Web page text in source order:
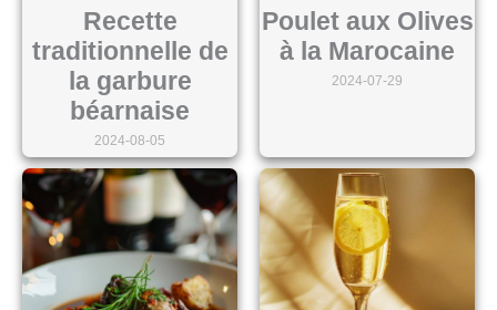
Recette
traditionnelle de
la garbure
béarnaise
2024-08-05
Poulet aux Olives
à la Marocaine
2024-07-29